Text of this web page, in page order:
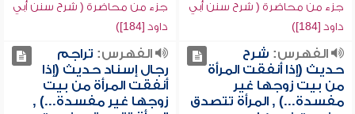
جزء من محاضرة ( شرح سنن أبي
داود [184])
جزء من محاضرة ( شرح سنن أبي
داود [184])
الفهرس: شرح
حديث (إذا أنفقت المرأة
من بيت زوجها غير
مفسدة...) , المرأة تتصدق
الفهرس: تراجم
رجال إسناد حديث (إذا
أنفقت المرأة من بيت
زوجها غير مفسدة...) ,